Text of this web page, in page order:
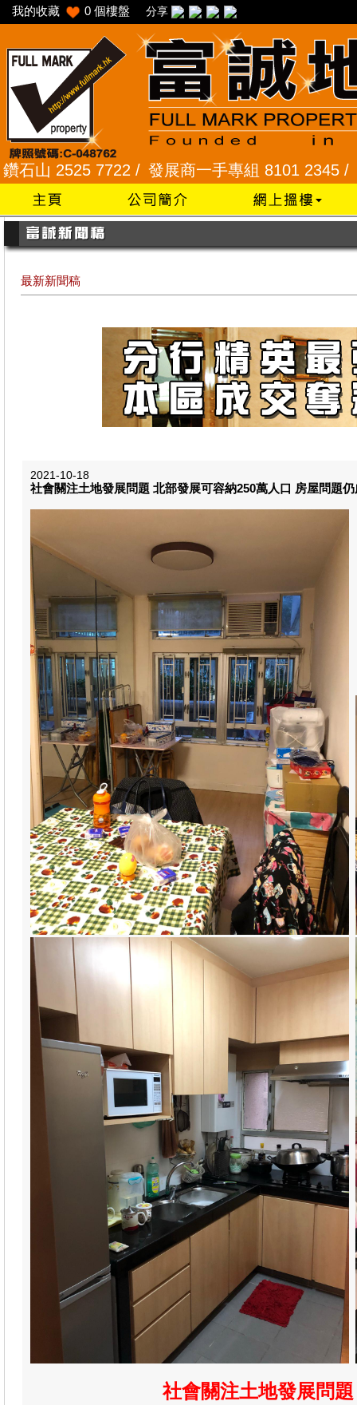
我的收藏 0 個樓盤 分享
/ 發展商一手專組 8101 2345 /采頣花園
最新新聞稿
2021-10-18
社會關注土地發展問題 北部發展可容納250萬人口 房屋問題
社會關注土地發展問